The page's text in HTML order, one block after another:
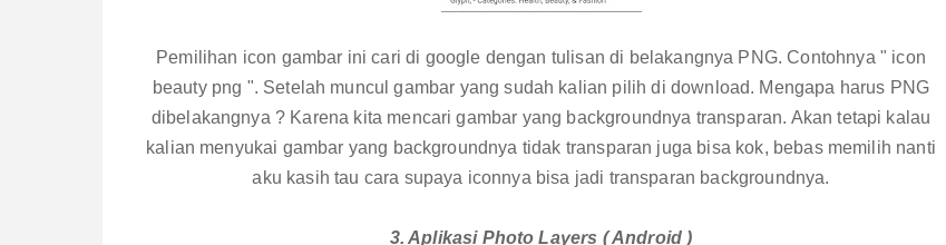
Pemilihan icon gambar ini cari di google dengan tulisan di belakangnya PNG. Contohnya " icon
beauty png ". Setelah muncul gambar yang sudah kalian pilih di download. Mengapa harus PNG
dibelakangnya ? Karena kita mencari gambar yang backgroundnya transparan. Akan tetapi kalau
kalian menyukai gambar yang backgroundnya tidak transparan juga bisa kok, bebas memilih nanti
aku kasih tau cara supaya iconnya bisa jadi transparan backgroundnya.
3. Aplikasi Photo Layers ( Android )